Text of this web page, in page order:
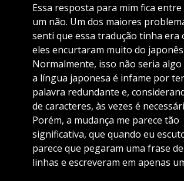
Essa resposta para mim fica entre
um não. Um dos maiores
senti que essa tradução tinha era
eles encurtaram muito do
Normalmente, isso não seria
a língua japonesa é infame por
palavra redundante e,
de caracteres, às vezes é
Porém, a mudança me parece tão
significativa, que quando eu
parece que pegaram uma frase
linhas e escreveram em apenas